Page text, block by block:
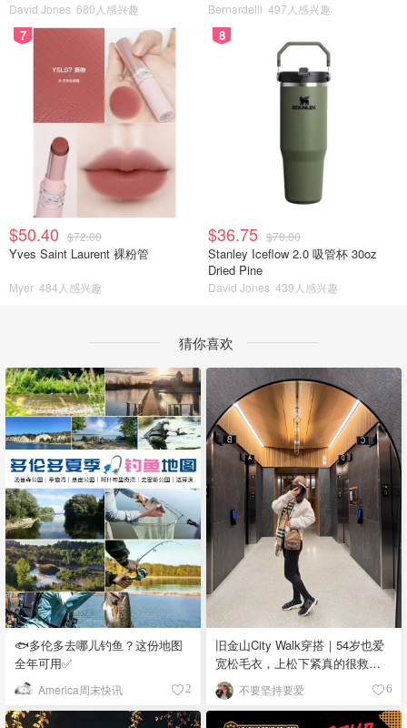
David Jones 680人感兴趣 Bernardelli 497人感兴趣
7
$50.40 $72.00
Yves Saint Laurent 裸粉管
Myer 484人感兴趣
8
$36.75 $70.00
Stanley Iceflow 2.0 吸管杯 30oz
Dried Pine
David Jones 439人感兴趣
猜你喜欢
🐟多伦多去哪儿钓鱼？这份地图
全年可用✅
America周末快讯 2
旧金山City Walk穿搭｜54岁也爱
宽松毛衣，上松下紧真的很救比
例
不要坚持要爱 6